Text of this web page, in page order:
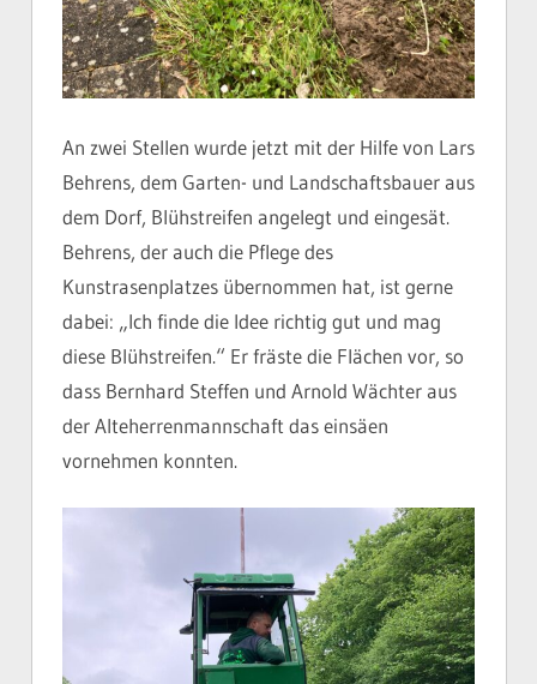
An zwei Stellen wurde jetzt mit der Hilfe von Lars
Behrens, dem Garten- und Landschaftsbauer aus
dem Dorf, Blühstreifen angelegt und eingesät.
Behrens, der auch die Pflege des
Kunstrasenplatzes übernommen hat, ist gerne
dabei: „Ich finde die Idee richtig gut und mag
diese Blühstreifen.“ Er fräste die Flächen vor, so
dass Bernhard Steffen und Arnold Wächter aus
der Alteherrenmannschaft das einsäen
vornehmen konnten.